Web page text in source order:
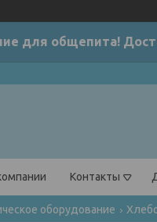
для общепита!
Контакты
оборудование